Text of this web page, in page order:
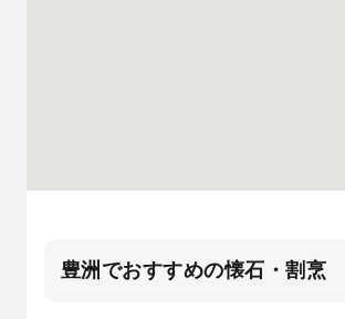
豊洲でおすすめの懐石・割烹